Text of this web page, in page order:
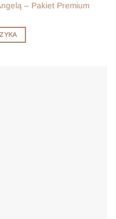
– Pakiet Premium